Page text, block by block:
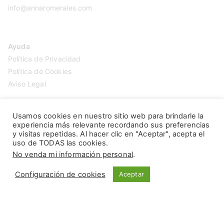
info@annaromerales.com
Ayuda
Política de Privacidad
Política de Cookies
Aviso Legal
Usamos cookies en nuestro sitio web para brindarle la
experiencia más relevante recordando sus preferencias
y visitas repetidas. Al hacer clic en "Aceptar", acepta el
uso de TODAS las cookies.
No venda mi información personal.
Configuración de cookies Aceptar